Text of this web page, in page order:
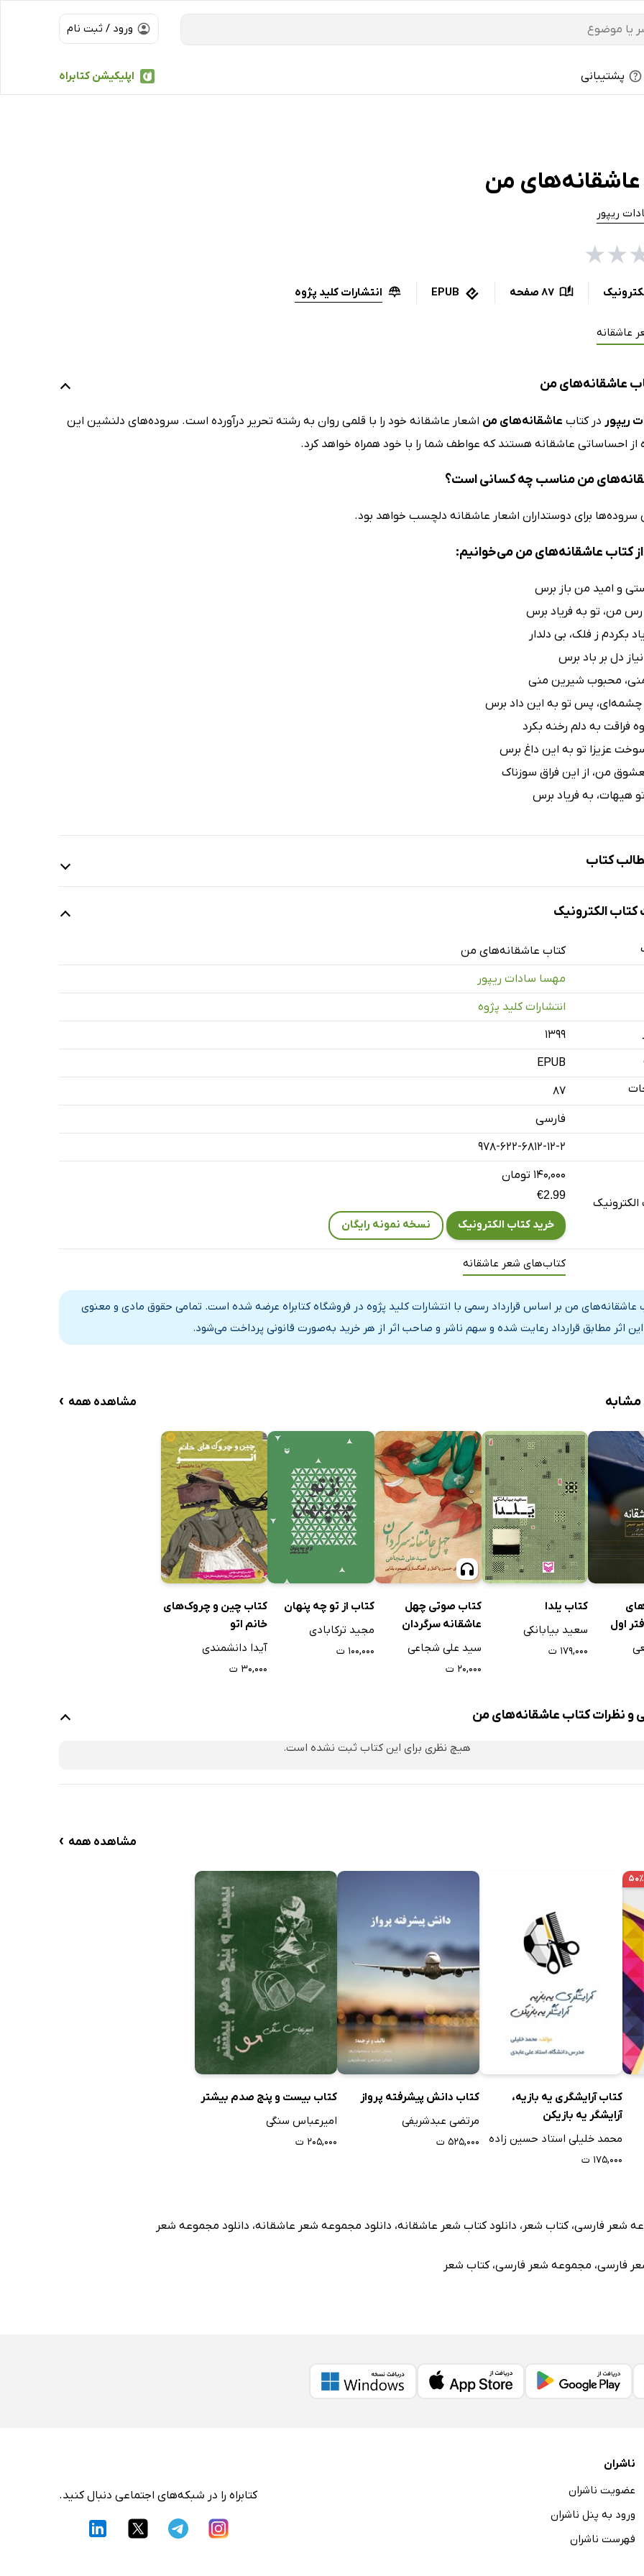
ورود / ثبت نام
اپلیکیشن کتابراه پشتیبانی
من
ریپور
★
★
87 صفحه EPUB انتشارات کلید پژوه
عاشقانه
عاشقانه‌های من
ریپور در کتاب عاشقانه‌های من اشعار عاشقانه خود را با قلمی روان به رشته تحریر درآورده است. سروده‌های دلنشین این
از احساساتی عاشقانه هستند که عواطف شما را با خود همراه خواهد کرد.
من مناسب چه کسانی است؟
سروده‌ها برای دوستداران اشعار عاشقانه دلچسب خواهد بود.
کتاب عاشقانه‌های من می‌خوانیم:
و امید من باز برس
رس من، تو به فریاد برس
بکردم ز فلک، بی دلدار
دل بر باد برس
منی، محبوب شیرین منی
چشمه‌ای، پس تو به این داد برس
فراقت به دلم رخنه بکرد
عزیزا تو به این داغ برس
من، از این فراق سوزناک
هیهات، به فریاد برس
کتاب
الکترونیک
کتاب عاشقانه‌های من
مهسا سادات ریپور
انتشارات کلید پژوه
۱۳۹۹
EPUB
87
فارسی
978-622-6812-12-2
۱۴۰,۰۰۰ تومان
€2.99
خرید کتاب الکترونیک نسخه نمونه رایگان
کتاب‌های شعر عاشقانه
عاشقانه‌های من بر اساس قرارداد رسمی با انتشارات کلید پژوه در فروشگاه کتابراه عرضه شده است. تمامی حقوق مادی و معنوی
اثر مطابق قرارداد رعایت شده و سهم ناشر و صاحب اثر از هر خرید به‌صورت قانونی پرداخت می‌شود.
مشاهده همه ›
اول
کتاب یلدا
سعید بیابانکی
۱۷۹,۰۰۰ ت
کتاب صوتی چهل
عاشقانه سرگردان
سید علی شجاعی
۲۰,۰۰۰ ت
کتاب از تو چه پنهان
مجید ترکابادی
۱۰۰,۰۰۰ ت
کتاب چین و چروک‌های
خانم اتو
آیدا دانشمندی
۳۰,۰۰۰ ت
و نظرات کتاب عاشقانه‌های من
هیچ نظری برای این کتاب ثبت نشده است.
مشاهده همه ›
۵۰٪
کتاب آرایشگری یه بازیه،
آرایشگر یه بازیکن
محمد خلیلی استاد حسین زاده
۱۷۵,۰۰۰ ت
کتاب دانش پیشرفته پرواز
مرتضی عبدشریفی
۵۲۵,۰۰۰ ت
کتاب بیست و پنج صدم بیشتر
امیرعباس سنگی
۲۰۵,۰۰۰ ت
شعر فارسی،کتاب شعر ، دانلود کتاب شعر عاشقانه، دانلود مجموعه شعر عاشقانه، دانلود مجموعه شعر
فارسی، مجموعه شعر فارسی،کتاب شعر
ناشران
عضویت ناشران
ورود به پنل ناشران
فهرست ناشران
کتابراه را در شبکه‌های اجتماعی دنبال کنید.